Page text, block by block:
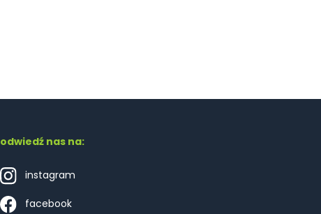
odwiedź nas na:
instagram
facebook